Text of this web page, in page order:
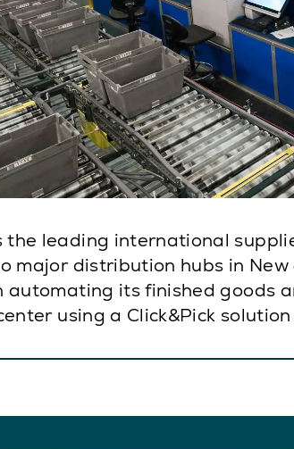
the leading international
distribution hubs in
its finished goods
using a Click&Pick